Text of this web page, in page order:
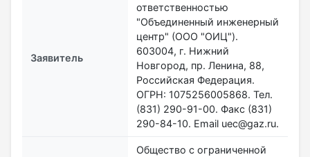
Заявитель
ответственностью
"Объединенный инженерный
центр" (ООО "ОИЦ").
603004, г. Нижний
Новгород, пр. Ленина, 88,
Российская Федерация.
ОГРН: 1075256005868. Тел.
(831) 290-91-00. Факс (831)
290-84-10. Email uec@gaz.ru.
Общество с ограниченной